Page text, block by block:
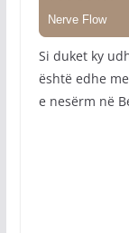
Si duket ky
është edhe
e nesërm në